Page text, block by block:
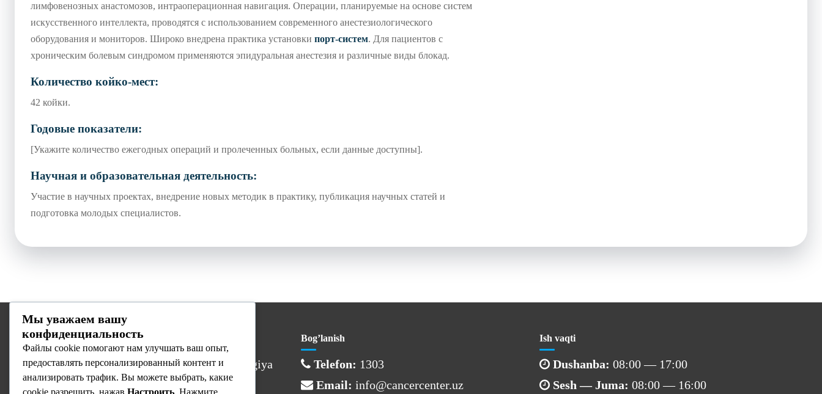
лимфовенозных анастомозов, интраоперационная навигация. Операции, планируемые на основе систем
искусственного интеллекта, проводятся с использованием современного анестезиологического
оборудования и мониторов. Широко внедрена практика установки порт-систем. Для пациентов с
хроническим болевым синдромом применяются эпидуральная анестезия и различные виды блокад.
Количество койко-мест:
42 койки.
Годовые показатели:
[Укажите количество ежегодных операций и пролеченных больных, если данные доступны].
Научная и образовательная деятельность:
Участие в научных проектах, внедрение новых методик в практику, публикация научных статей и
подготовка молодых специалистов.
Biz haqimizda
Respublika Ixtisoslashtirilgan Onkologiya
va Radiologiya Ilmiy-Amaliy Tibbiyot
Bog’lanish
Telefon: 1303
Email: info@cancercenter.uz
Ish vaqti
Dushanba: 08:00 — 17:00
Sesh — Juma: 08:00 — 16:00
Мы уважаем вашу
конфиденциальность
Файлы cookie помогают нам улучшать ваш опыт,
предоставлять персонализированный контент и
анализировать трафик. Вы можете выбрать, какие
cookie разрешить, нажав Настроить . Нажмите